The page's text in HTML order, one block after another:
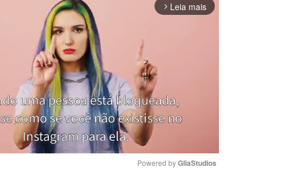
arrow_forward_ios Leia mais
Powered by GliaStudios